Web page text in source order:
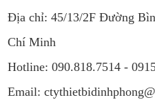
Địa chỉ: 45/13/2F Đường
Chí Minh
Hotline: 090.818.7514 -
Email: